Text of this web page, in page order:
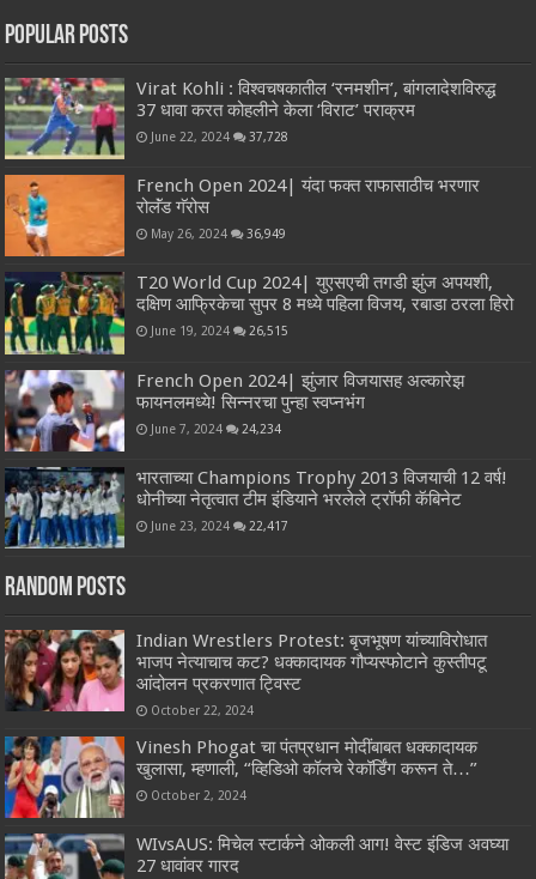
Popular Posts
Virat Kohli : विश्वचषकातील ‘रनमशीन’, बांगलादेशविरुद्ध
37 धावा करत कोहलीने केला ‘विराट’ पराक्रम
June 22, 2024 37,728
French Open 2024| यंदा फक्त राफासाठीच भरणार
रोलॅंड गॅरोस
May 26, 2024 36,949
T20 World Cup 2024| युएसएची तगडी झुंज अपयशी,
दक्षिण आफ्रिकेचा सुपर 8 मध्ये पहिला विजय, रबाडा ठरला हिरो
June 19, 2024 26,515
French Open 2024| झुंजार विजयासह अल्कारेझ
फायनलमध्ये! सिन्नरचा पुन्हा स्वप्नभंग
June 7, 2024 24,234
भारताच्या Champions Trophy 2013 विजयाची 12 वर्ष!
धोनीच्या नेतृत्वात टीम इंडियाने भरलेले ट्रॉफी कॅबिनेट
June 23, 2024 22,417
Random Posts
Indian Wrestlers Protest: बृजभूषण यांच्याविरोधात
भाजप नेत्याचाच कट? धक्कादायक गौप्यस्फोटाने कुस्तीपटू
आंदोलन प्रकरणात ट्विस्ट
October 22, 2024
Vinesh Phogat चा पंतप्रधान मोदींबाबत धक्कादायक
खुलासा, म्हणाली, “व्हिडिओ कॉलचे रेकॉर्डिंग करून ते…”
October 2, 2024
WIvsAUS: मिचेल स्टार्कने ओकली आग! वेस्ट इंडिज अवघ्या
27 धावांवर गारद